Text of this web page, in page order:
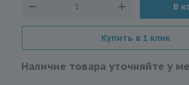
В
Купить в 1 клик
Наличие товара уточняйте у